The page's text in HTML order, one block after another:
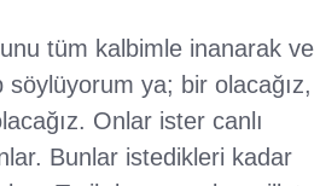
tüm kalbimle inanarak ve
ya; bir olacağız,
Onlar ister canlı
Bunlar istedikleri kadar